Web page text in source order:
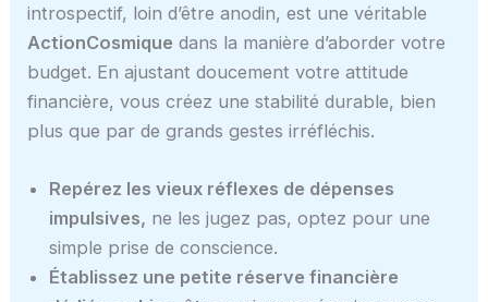
introspectif, loin d’être anodin, est une véritable
ActionCosmique dans la manière d’aborder votre
budget. En ajustant doucement votre attitude
financière, vous créez une stabilité durable, bien
plus que par de grands gestes irréfléchis.
Repérez les vieux réflexes de dépenses
impulsives, ne les jugez pas, optez pour une
simple prise de conscience.
Établissez une petite réserve financière